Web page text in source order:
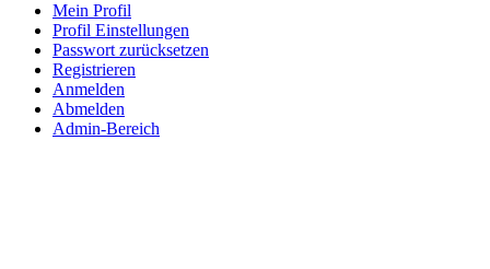
Mein Profil
Profil Einstellungen
Passwort zurücksetzen
Registrieren
Anmelden
Abmelden
Admin-Bereich